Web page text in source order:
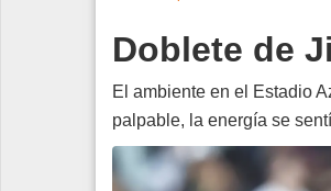
Edición Impresa
Doblete de
El ambiente en el Estadio
palpable, la energía se